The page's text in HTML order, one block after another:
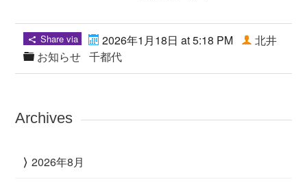
Share via
2026年1月18日 at 5:18 PM
お知らせ
北井
千都代
Archives
2026年8月